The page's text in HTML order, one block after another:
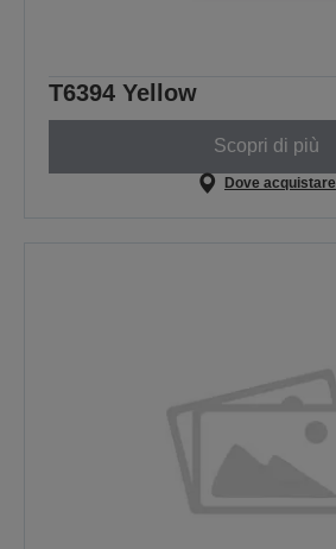
T6394 Yellow
Scopri di più
Dove acquistare